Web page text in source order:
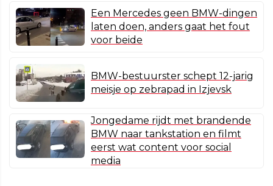
Een Mercedes geen BMW-dingen
laten doen, anders gaat het fout
voor beide
BMW-bestuurster schept 12-jarig
meisje op zebrapad in Izjevsk
Jongedame rijdt met brandende
BMW naar tankstation en filmt
eerst wat content voor social
media